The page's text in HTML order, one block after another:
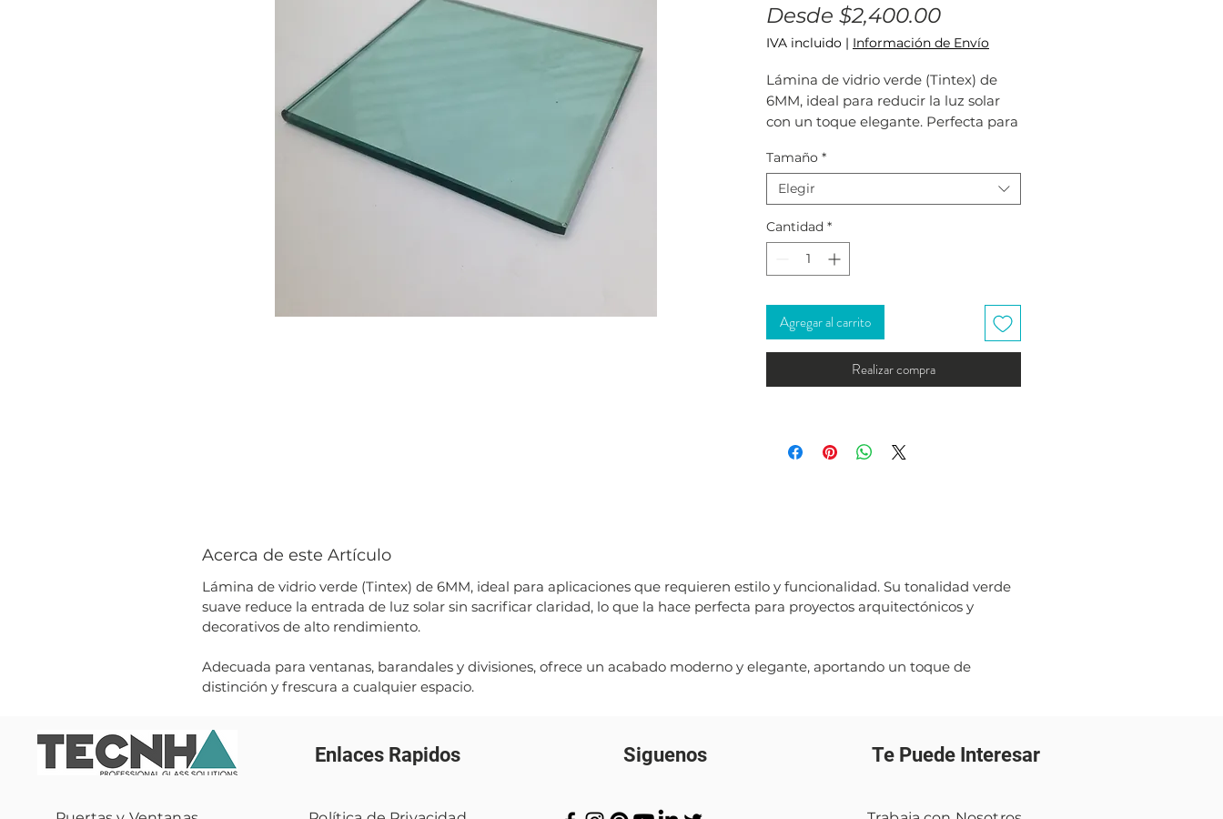
Desde $2,400.00Precio
de
IVA incluido | Información de Envío
Lámina de vidrio verde (Tintex) de
6MM, ideal para reducir la luz solar
con un toque elegante. Perfecta para
un acabado moderno.
Tamaño *
Elegir
Cantidad *
Agregar al carrito
Realizar compra
Acerca de este Artículo
Lámina de vidrio verde (Tintex) de 6MM, ideal para aplicaciones que requieren estilo y funcionalidad. Su tonalidad verde
suave reduce la entrada de luz solar sin sacrificar claridad, lo que la hace perfecta para proyectos arquitectónicos y
decorativos de alto rendimiento.
Adecuada para ventanas, barandales y divisiones, ofrece un acabado moderno y elegante, aportando un toque de
distinción y frescura a cualquier espacio.
Enlaces Rapidos Siguenos Te Puede Interesar